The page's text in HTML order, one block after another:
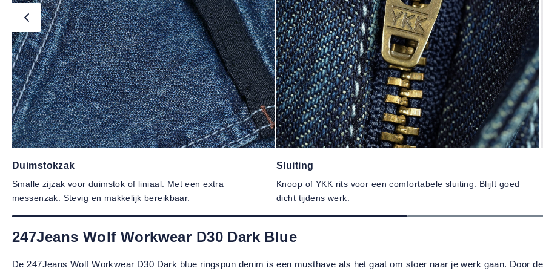
Duimstokzak
Smalle zijzak voor duimstok of liniaal. Met een extra
messenzak. Stevig en makkelijk bereikbaar.
Sluiting
Knoop of YKK rits voor een comfortabele sluiting. Blijft goed
dicht tijdens werk.
247Jeans Wolf Workwear D30 Dark Blue
De 247Jeans Wolf Workwear D30 Dark blue ringspun denim is een musthave als het gaat om stoer naar je werk gaan. Door